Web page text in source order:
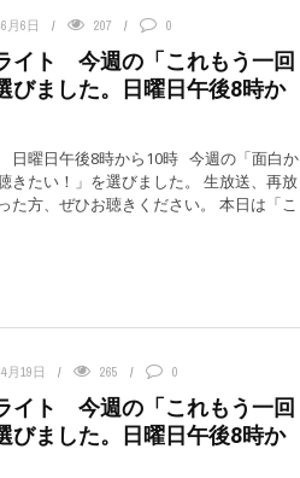
月6日 207 0
イト 今週の「これもう一回
びました。日曜日午後8時か
曜日午後8時から10時 今週の「面白か
きたい！」を選びました。 生放送、再放
た方、ぜひお聴きください。 本日は「こ
月19日 265 0
イト 今週の「これもう一回
びました。日曜日午後8時か